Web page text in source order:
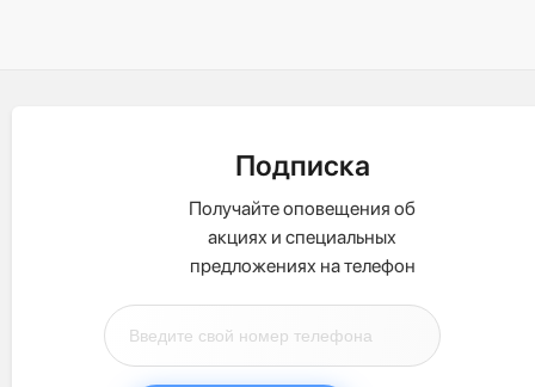
Подписка
Получайте оповещения об
акциях и специальных
предложениях на телефон